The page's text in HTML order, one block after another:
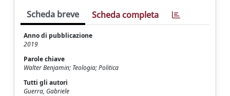
Scheda breve Scheda completa
Anno di pubblicazione
2019
Parole chiave
Walter Benjamin; Teologia; Politica
Tutti gli autori
Guerra, Gabriele